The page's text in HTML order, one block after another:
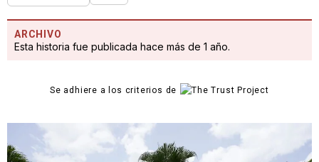
ARCHIVO
Esta historia fue publicada hace más de 1 año.
Se adhiere a los criterios de